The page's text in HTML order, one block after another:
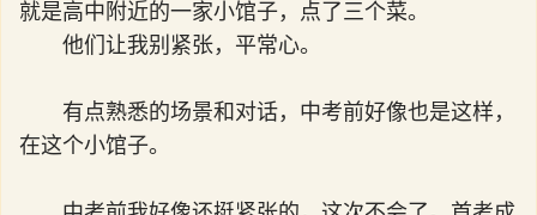
就是高中附近的一家小馆子，点了三个菜。
他们让我别紧张，平常心。
有点熟悉的场景和对话，中考前好像也是这样，
在这个小馆子。